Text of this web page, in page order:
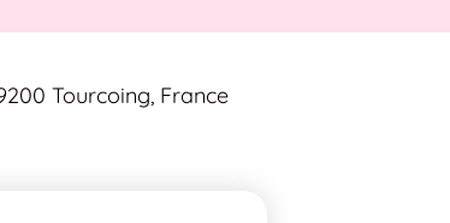
Tourcoing, France